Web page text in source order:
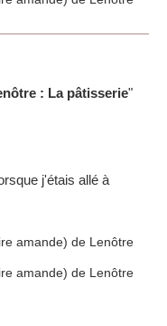
: La pâtisserie"
j'étais allé à